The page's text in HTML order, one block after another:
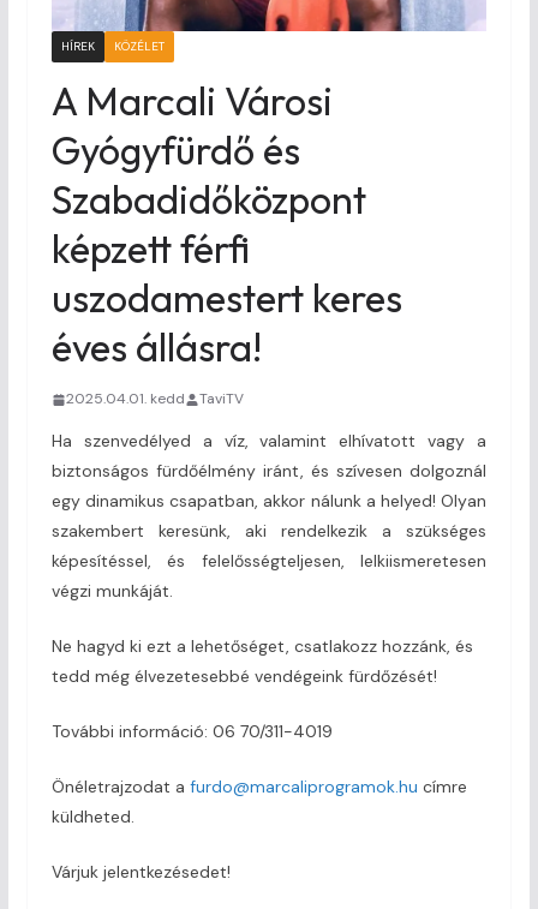
HÍREK KÖZÉLET
A Marcali Városi
Gyógyfürdő és
Szabadidőközpont
képzett férfi
uszodamestert keres
éves állásra!
2025.04.01. kedd TaviTV
Ha szenvedélyed a víz, valamint elhívatott vagy a
biztonságos fürdőélmény iránt, és szívesen dolgoznál
egy dinamikus csapatban, akkor nálunk a helyed! Olyan
szakembert keresünk, aki rendelkezik a szükséges
képesítéssel, és felelősségteljesen, lelkiismeretesen
végzi munkáját.
Ne hagyd ki ezt a lehetőséget, csatlakozz hozzánk, és
tedd még élvezetesebbé vendégeink fürdőzését!
További információ: 06 70/311-4019
Önéletrajzodat a furdo@marcaliprogramok.hu címre
küldheted.
Várjuk jelentkezésedet!